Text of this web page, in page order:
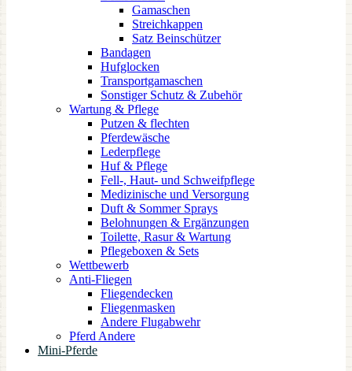
Gamaschen
Streichkappen
Satz Beinschützer
Bandagen
Hufglocken
Transportgamaschen
Sonstiger Schutz & Zubehör
Wartung & Pflege
Putzen & flechten
Pferdewäsche
Lederpflege
Huf & Pflege
Fell-, Haut- und Schweifpflege
Medizinische und Versorgung
Duft & Sommer Sprays
Belohnungen & Ergänzungen
Toilette, Rasur & Wartung
Pflegeboxen & Sets
Wettbewerb
Anti-Fliegen
Fliegendecken
Fliegenmasken
Andere Flugabwehr
Pferd Andere
Mini-Pferde